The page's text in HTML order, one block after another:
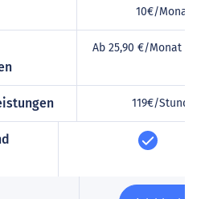
10€/Monat
Ab 25,90 €/Monat für
119€/Stunde